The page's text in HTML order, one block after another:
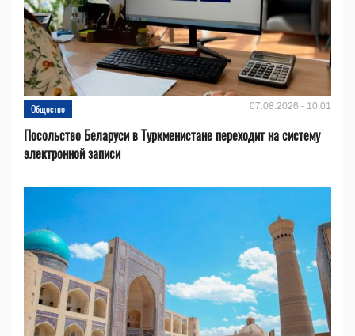
Общество 07.08.2026 - 10:01
Посольство Беларуси в Туркменистане переходит на систему
электронной записи